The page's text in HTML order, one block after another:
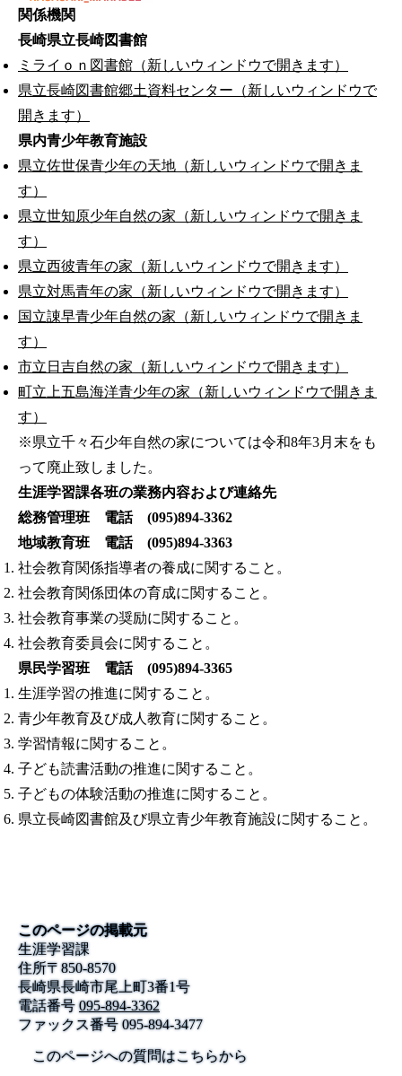
関係機関
長崎県立長崎図書館
ミライｏｎ図書館（新しいウィンドウで開きます）
県立長崎図書館郷土資料センター（新しいウィンドウで
開きます）
県内青少年教育施設
県立佐世保青少年の天地（新しいウィンドウで開きま
す）
県立世知原少年自然の家（新しいウィンドウで開きま
す）
県立西彼青年の家（新しいウィンドウで開きます）
県立対馬青年の家（新しいウィンドウで開きます）
国立諌早青少年自然の家（新しいウィンドウで開きま
す）
市立日吉自然の家（新しいウィンドウで開きます）
町立上五島海洋青少年の家（新しいウィンドウで開きま
す）
※県立千々石少年自然の家については令和8年3月末をも
って廃止致しました。
生涯学習課各班の業務内容および連絡先
総務管理班 電話 (095)894-3362
地域教育班 電話 (095)894-3363
社会教育関係指導者の養成に関すること。
社会教育関係団体の育成に関すること。
社会教育事業の奨励に関すること。
社会教育委員会に関すること。
県民学習班 電話 (095)894-3365
生涯学習の推進に関すること。
青少年教育及び成人教育に関すること。
学習情報に関すること。
子ども読書活動の推進に関すること。
子どもの体験活動の推進に関すること。
県立長崎図書館及び県立青少年教育施設に関すること。
このページの掲載元
生涯学習課
住所〒850-8570
長崎県長崎市尾上町3番1号
電話番号 095-894-3362
ファックス番号095-894-3477
このページへの質問はこちらから